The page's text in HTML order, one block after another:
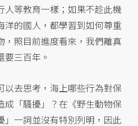
人等教育一樣；如果不趁此機
洋的國人，都學習到如何尊重
，照目前進度看來，我們離真
要三百年。
以去思考，海上哪些行為對保
成「騷擾」？在《野生動物保
」一詞並沒有特別列明，因此